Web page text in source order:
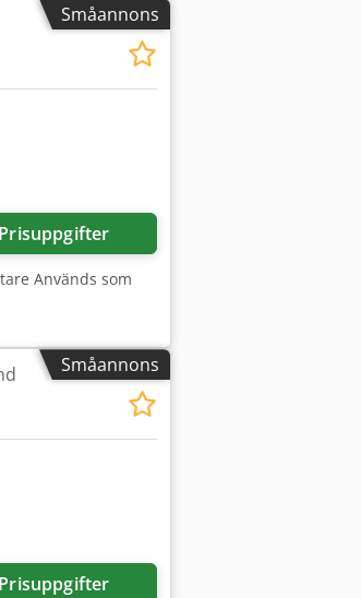
Småannons
Prisuppgifter
Används som
Småannons
Prisuppgifter